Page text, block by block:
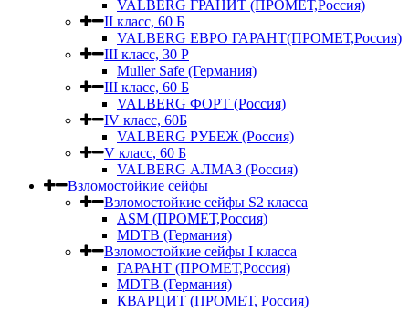
VALBERG ГРАНИТ (ПРОМЕТ,Россия)
II класс, 60 Б
VALBERG ЕВРО ГАРАНТ(ПРОМЕТ,Россия)
III класс, 30 Р
Muller Safe (Германия)
III класс, 60 Б
VALBERG ФОРТ (Россия)
IV класс, 60Б
VALBERG РУБЕЖ (Россия)
V класс, 60 Б
VALBERG АЛМАЗ (Россия)
Взломостойкие сейфы
Взломостойкие сейфы S2 класса
ASM (ПРОМЕТ,Россия)
MDTB (Германия)
Взломостойкие сейфы I класса
ГАРАНТ (ПРОМЕТ,Россия)
MDTB (Германия)
КВАРЦИТ (ПРОМЕТ, Россия)